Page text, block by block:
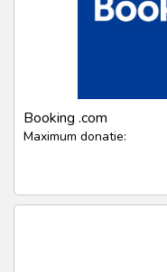
Booking .com
Maximum donatie: